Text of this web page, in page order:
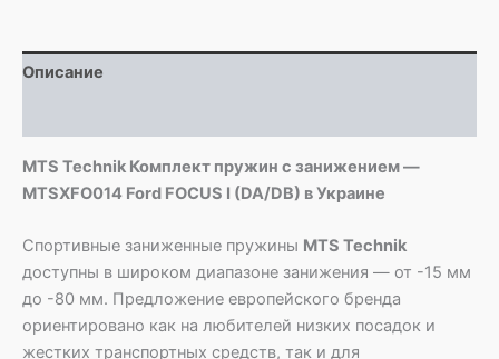
Ford
FOCUS
Описание
MTS Technik Комплект пружин с занижением —
MTSXFO014 Ford FOCUS I (DA/DB) в Украине
Спортивные заниженные пружины MTS Technik
доступны в широком диапазоне занижения — от -15 мм
до -80 мм. Предложение европейского бренда
ориентировано как на любителей низких посадок и
жестких транспортных средств, так и для